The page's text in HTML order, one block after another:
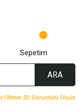
ARA
Sepetim
2D Görüntülü Ölçüm